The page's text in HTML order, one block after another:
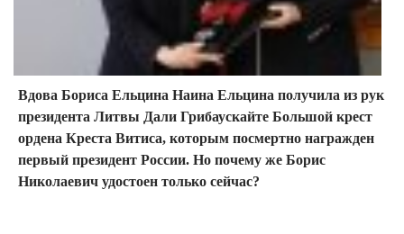
Вдова Бориса Ельцина Наина Ельцина получила из рук
президента Литвы Дали Грибаускайте Большой крест
ордена Креста Витиса, которым посмертно награжден
первый президент России. Но почему же Борис
Николаевич удостоен только сейчас?